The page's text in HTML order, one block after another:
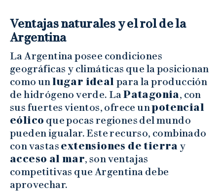
Ventajas naturales y el rol de la
Argentina
La Argentina posee condiciones
geográficas y climáticas que la posicionan
como unlugar idealpara la producción
de hidrógeno verde. LaPatagonia, con
sus fuertes vientos, ofrece unpotencial
eólico que pocas regiones del mundo
pueden igualar. Este recurso, combinado
con vastas extensiones de tierra y
acceso al mar, son ventajas
competitivas que Argentina debe
aprovechar.